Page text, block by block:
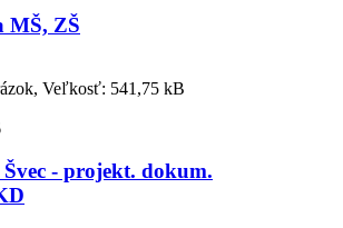
MŠ, ZŠ
Veľkosť: 541,75 kB
- projekt. dokum.